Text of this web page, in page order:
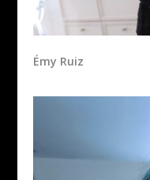
Émy Ruiz